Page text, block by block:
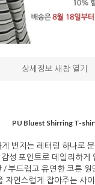
상세정보 새창 열기
PU Bluest Shirring T-
번지는 레터링 하나로
성 포인트로 데일리하게
부드럽고 유연한 코튼 원
자연스럽게 잡아주는 사